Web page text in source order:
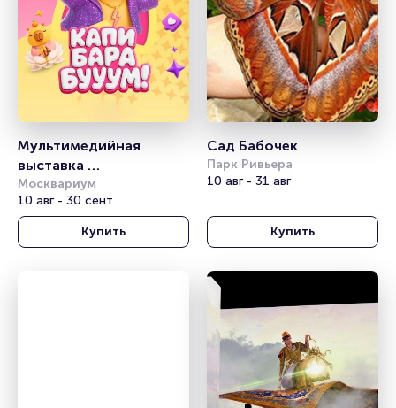
Мультимедийная
выставка
«Капибарабууум»
Москвариум
10 авг - 30 сент
Купить
Сад Бабочек
Парк Ривьера
10 авг - 31 авг
Купить